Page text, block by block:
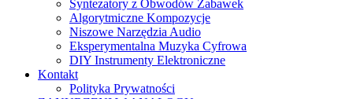
Syntezatory z Obwodów Zabawek
Algorytmiczne Kompozycje
Niszowe Narzędzia Audio
Eksperymentalna Muzyka Cyfrowa
DIY Instrumenty Elektroniczne
Kontakt
Polityka Prywatności